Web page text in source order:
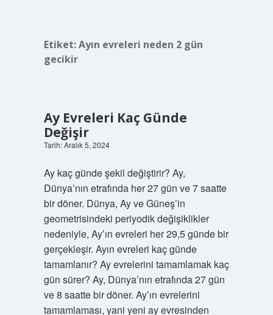
Etiket:Ayın evreleri neden 2 gün
gecikir
Ay Evreleri Kaç Günde
Değişir
Tarih: Aralık 5, 2024
Ay kaç günde şekil değiştirir? Ay,
Dünya’nın etrafında her 27 gün ve 7 saatte
bir döner. Dünya, Ay ve Güneş’in
geometrisindeki periyodik değişiklikler
nedeniyle, Ay’ın evreleri her 29,5 günde bir
gerçekleşir. Ayın evreleri kaç günde
tamamlanır? Ay evrelerini tamamlamak kaç
gün sürer? Ay, Dünya’nın etrafında 27 gün
ve 8 saatte bir döner. Ay’ın evrelerini
tamamlaması, yani yeni ay evresinden